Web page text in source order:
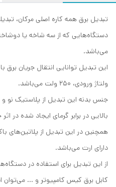
تبدیل برق همه کاره اصلی مرکان،
دستگاه‌هایی که از سه شاخه یا
می‌باشد.
ولتاژ ورودی، 250 ولت می‌باشد.
جنس بدنه این تبدیل از پلاستیک نو و
بالایی در برابر گرمای ایجاد شده در
همچنین در این تبدیل از
دارای ارت می‌باشد.
از این تبدیل برای استفاده در
کابل برق کیس کامپیوتر و … می‌توان